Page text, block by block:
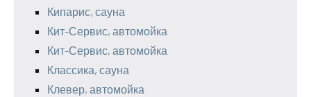
Кипарис, сауна
Кит-Сервис, автомойка
Кит-Сервис, автомойка
Классика, сауна
Клевер, автомойка